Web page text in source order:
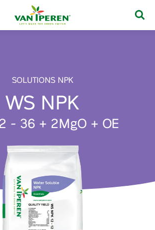
Back
to
SOLUTIONS NPK
WS NPK
- 36 + 2MgO + OE